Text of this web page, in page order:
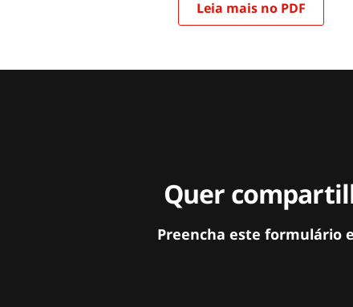
Leia mais no PDF
Quer
Preencha este formulário